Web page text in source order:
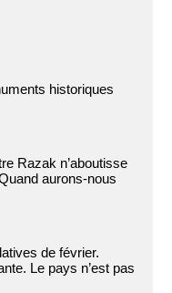
historiques
Razak n’aboutisse
aurons-nous
de février.
Le pays n’est pas